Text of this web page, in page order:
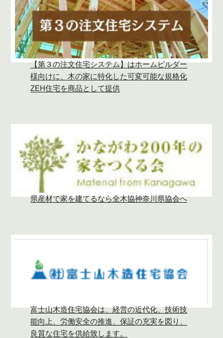
【第３の注文住宅システム】はホームビルダー
様向けに、木の家に特化した可変可能な規格化
ZEH住宅を商品として提供
県産材で家を建てるなら全木協神奈川県協会へ
富士山木造住宅協会は、経営の近代化、技術技
能向上、労働安全の推進、保証の充実を図り、
良質な住宅を供給致します。